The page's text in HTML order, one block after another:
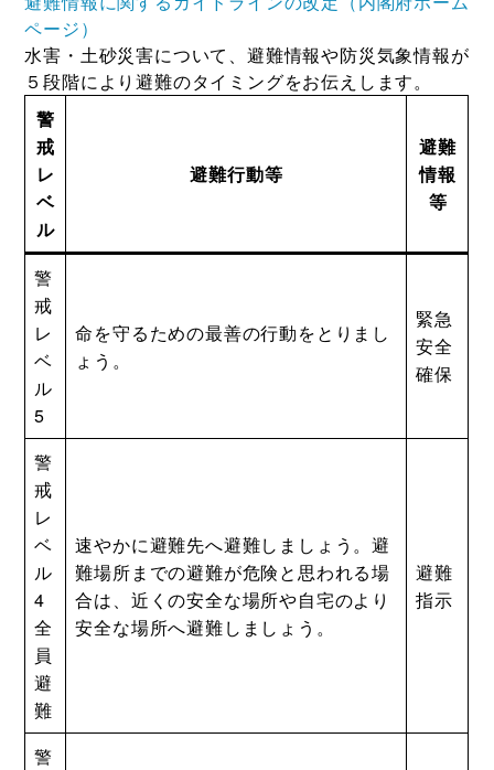
ページ）
水害・土砂災害について、避難情報や防災気象情報が
５段階により避難のタイミングをお伝えします。
警
戒
レ
ベ
ル
避難行動等
避難
情報
等
警
戒
レ
ベ
ル
5
命を守るための最善の行動をとりまし
ょう。
緊急
安全
確保
警
戒
レ
ベ
ル
4
全
員
避
難
速やかに避難先へ避難しましょう。避
難場所までの避難が危険と思われる場
合は、近くの安全な場所や自宅のより
安全な場所へ避難しましょう。
避難
指示
警